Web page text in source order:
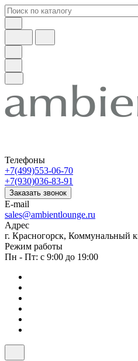
Телефоны
+7(499)553-06-70
+7(930)036-83-91
Заказать звонок
E-mail
sales@ambientlounge.ru
Адрес
г. Красногорск, Коммунальный
Режим работы
Пн - Пт: с 9:00 до 19:00